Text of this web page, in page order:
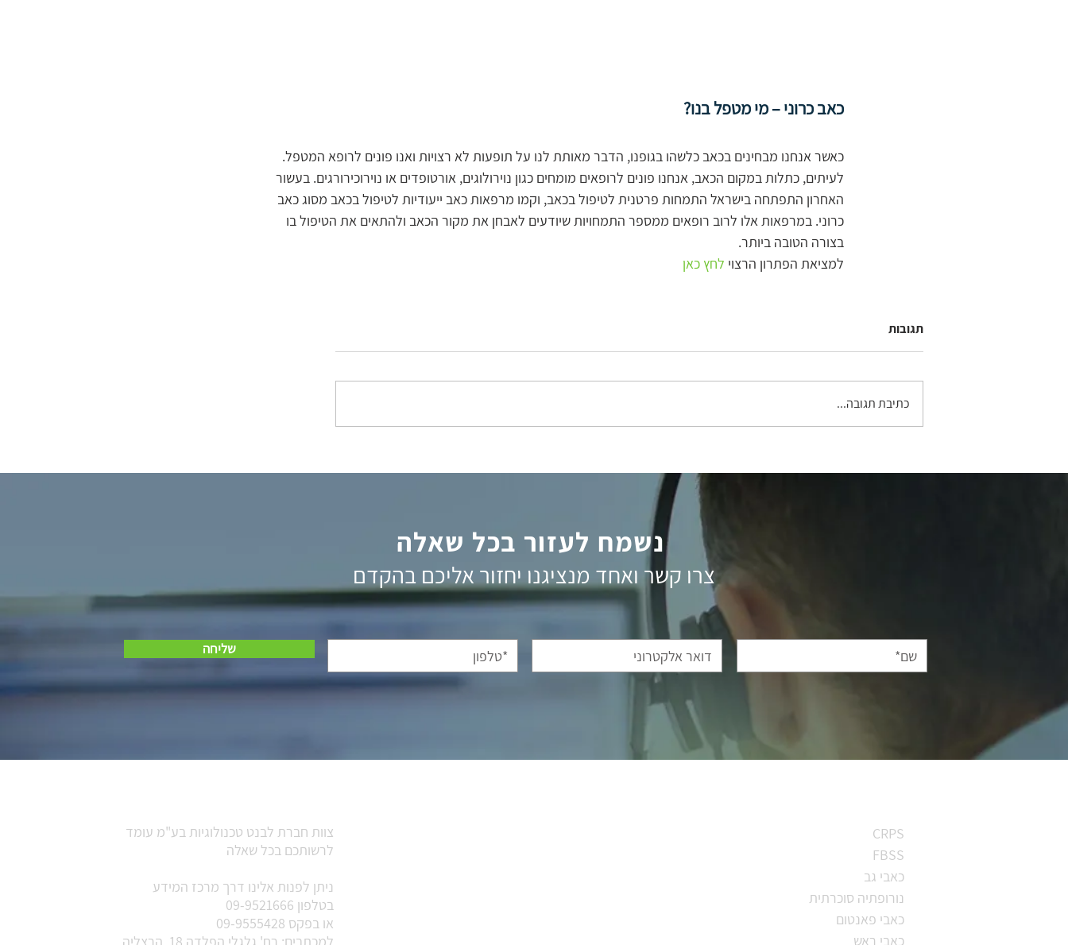
כאב כרוני – מי מטפל בנו?
כאשר אנחנו מבחינים בכאב כלשהו בגופנו, הדבר מאותת לנו על תופעות לא רצויות ואנו פונים לרופא המטפל.
לעיתים, כתלות במקום הכאב, אנחנו פונים לרופאים מומחים כגון נוירולוגים, אורטופדים או נוירוכירורגים. בעשור
האחרון התפתחה בישראל התמחות פרטנית לטיפול בכאב, וקמו מרפאות כאב ייעודיות לטיפול בכאב מסוג כאב
כרוני. במרפאות אלו לרוב רופאים ממספר התמחויות שיודעים לאבחן את מקור הכאב ולהתאים את הטיפול בו
בצורה הטובה ביותר.
למציאת הפתרון הרצוי לחץ כאן
תגובות
כתיבת תגובה...
נשמח לעזור בכל שאלה
צרו קשר ואחד מנציגנו יחזור אליכם בהקדם
שליחה
CRPS
FBSS
כאבי גב
נורופתיה סוכרתית
כאבי פאנטום
כאבי ראש
צוות חברת לבנט טכנולוגיות בע"מ עומד
לרשותכם בכל שאלה
ניתן לפנות אלינו דרך מרכז המידע
בטלפון 09-9521666
או בפקס 09-9555428